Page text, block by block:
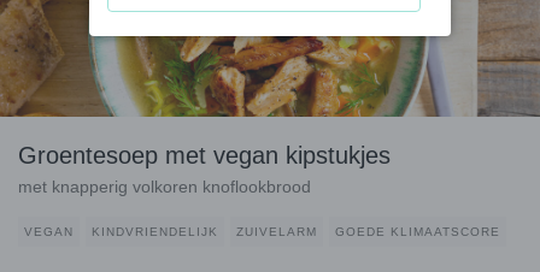
Groentesoep met vegan kipstukjes
met knapperig volkoren knoflookbrood
VEGAN KINDVRIENDELIJK ZUIVELARM GOEDE KLIMAATSCORE